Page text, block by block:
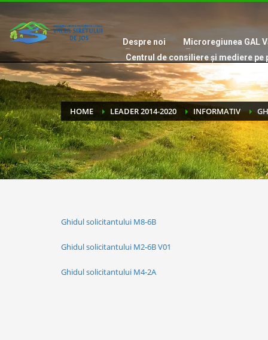
Despre noi
Microregiunea GAL
Centrul de consiliere și mediere
HOME LEADER 2014-2020 INFORMATIV
Ghidul solicitantului M8-6B
Ghidul solicitantului M2-6B V01
Ghidul solicitantului M4-2A